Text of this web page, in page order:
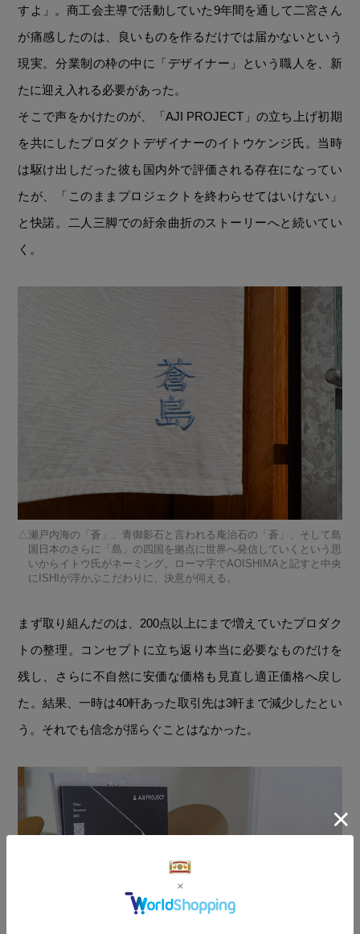
すよ」。商工会主導で活動していた9年間を通して二宮さん
が痛感したのは、良いものを作るだけでは届かないという
現実。分業制の枠の中に「デザイナー」という職人を、新
たに迎え入れる必要があった。
そこで声をかけたのが、「AJI PROJECT」の立ち上げ初期
を共にしたプロダクトデザイナーのイトウケンジ氏。当時
は駆け出しだった彼も国内外で評価される存在になってい
たが、「このままプロジェクトを終わらせてはいけない」
と快諾。二人三脚での紆余曲折のストーリーへと続いてい
く。
瀬戸内海の「蒼」、青御影石と言われる庵治石の「蒼」、そして島
国日本のさらに「島」の四国を拠点に世界へ発信していくという思
いからイトウ氏がネーミング。ローマ字でAOISHIMAと記すと中央
にISHIが浮かぶこだわりに、決意が伺える。
まず取り組んだのは、200点以上にまで増えていたプロダク
トの整理。コンセプトに立ち返り本当に必要なものだけを
残し、さらに不自然に安価な価格も見直し適正価格へ戻し
た。結果、一時は40軒あった取引先は3軒まで減少したとい
う。それでも信念が揺らぐことはなかった。